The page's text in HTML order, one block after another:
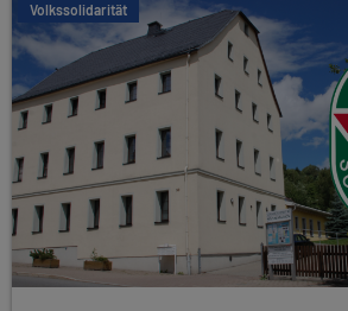
Volkssolidarität